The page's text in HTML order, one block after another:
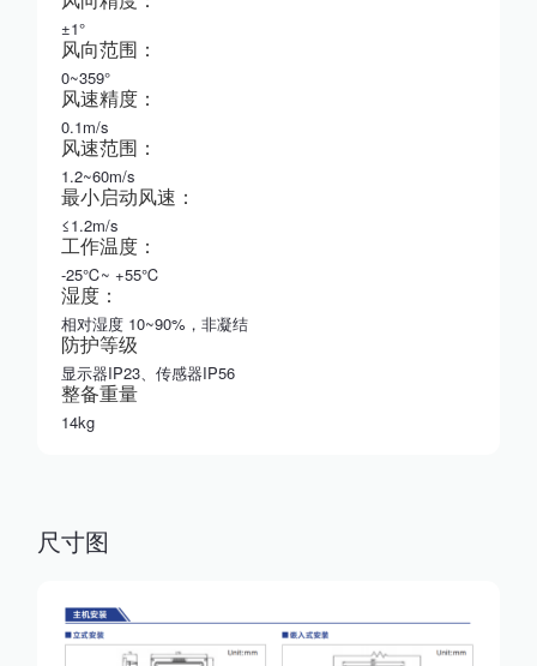
±1°
风向范围：
0~359°
风速精度：
0.1m/s
风速范围：
1.2~60m/s
最小启动风速：
≤1.2m/s
工作温度：
-25℃~ +55℃
湿度：
相对湿度 10~90%，非凝结
防护等级
显示器IP23、传感器IP56
整备重量
14kg
尺寸图